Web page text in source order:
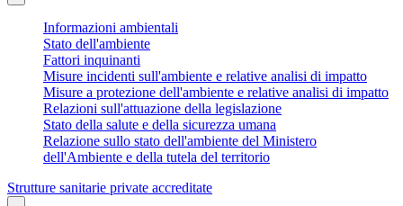
Informazioni ambientali
Stato dell'ambiente
Fattori inquinanti
Misure incidenti sull'ambiente e relative analisi di impatto
Misure a protezione dell'ambiente e relative analisi di impatto
Relazioni sull'attuazione della legislazione
Stato della salute e della sicurezza umana
Relazione sullo stato dell'ambiente del Ministero
dell'Ambiente e della tutela del territorio
Strutture sanitarie private accreditate